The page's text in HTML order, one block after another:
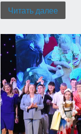
Читать далее